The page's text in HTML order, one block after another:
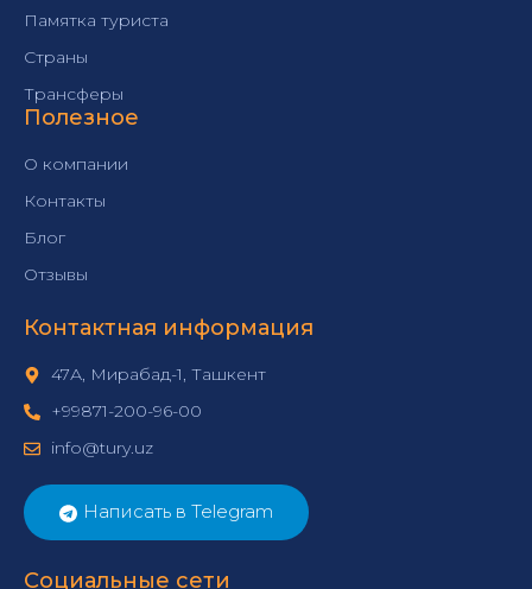
Памятка туриста
Страны
Трансферы
Полезное
О компании
Контакты
Блог
Отзывы
Контактная информация
47А, Мирабад-1, Ташкент
+99871-200-96-00
info@tury.uz
Написать в Telegram
Социальные сети